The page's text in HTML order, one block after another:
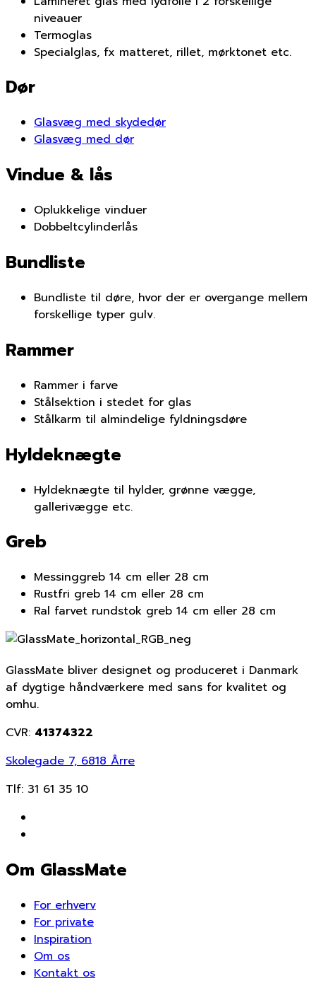
niveauer
Termoglas
Specialglas, fx matteret, rillet, mørktonet etc.
Dør
Glasvæg med skydedør
Glasvæg med dør
Vindue & lås
Oplukkelige vinduer
Dobbeltcylinderlås
Bundliste
Bundliste til døre, hvor der er overgange mellem
forskellige typer gulv.
Rammer
Rammer i farve
Stålsektion i stedet for glas
Stålkarm til almindelige fyldningsdøre
Hyldeknægte
Hyldeknægte til hylder, grønne vægge,
gallerivægge etc.
Greb
Messinggreb 14 cm eller 28 cm
Rustfri greb 14 cm eller 28 cm
Ral farvet rundstok greb 14 cm eller 28 cm
GlassMate bliver designet og produceret i Danmark
af dygtige håndværkere med sans for kvalitet og
omhu.
CVR: 41374322
Skolegade 7, 6818 Årre
Tlf: 31 61 35 10
Om GlassMate
For erhverv
For private
Inspiration
Om os
Kontakt os